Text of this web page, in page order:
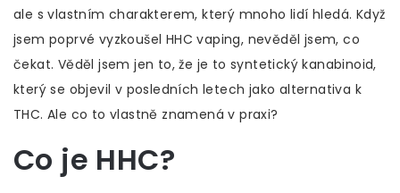
ale s vlastním charakterem, který mnoho lidí hledá. Když
jsem poprvé vyzkoušel HHC vaping, nevěděl jsem, co
čekat. Věděl jsem jen to, že je to syntetický kanabinoid,
který se objevil v posledních letech jako alternativa k
THC. Ale co to vlastně znamená v praxi?
Co je HHC?